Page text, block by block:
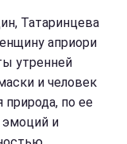
Татаринцева
априори
утренней
и человек
природа, по ее
эмоций и